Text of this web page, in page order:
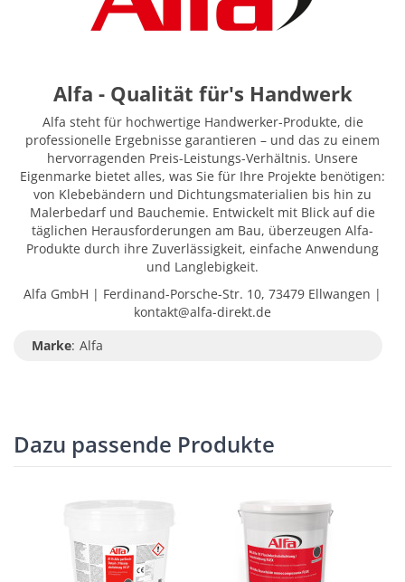
Alfa - Qualität für's Handwerk
Alfa steht für hochwertige Handwerker-Produkte, die
professionelle Ergebnisse garantieren – und das zu einem
hervorragenden Preis-Leistungs-Verhältnis. Unsere
Eigenmarke bietet alles, was Sie für Ihre Projekte benötigen:
von Klebebändern und Dichtungsmaterialien bis hin zu
Malerbedarf und Bauchemie. Entwickelt mit Blick auf die
täglichen Herausforderungen am Bau, überzeugen Alfa-
Produkte durch ihre Zuverlässigkeit, einfache Anwendung
und Langlebigkeit.
Alfa GmbH | Ferdinand-Porsche-Str. 10, 73479 Ellwangen |
kontakt@alfa-direkt.de
Marke: Alfa
Dazu passende Produkte